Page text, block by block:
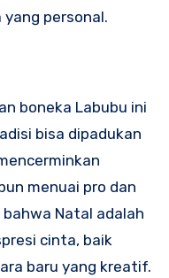
personal.
boneka Labubu ini
bisa dipadukan
menuai pro dan
Natal adalah
cinta, baik
baru yang kreatif.